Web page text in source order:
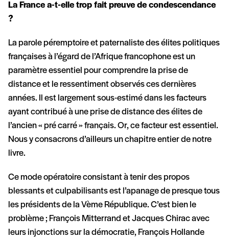
La France a-t-elle trop fait preuve de condescendance
?
La parole péremptoire et paternaliste des élites politiques
françaises à l’égard de l’Afrique francophone est un
paramètre essentiel pour comprendre la prise de
distance et le ressentiment observés ces dernières
années. Il est largement sous-estimé dans les facteurs
ayant contribué à une prise de distance des élites de
l’ancien « pré carré » français. Or, ce facteur est essentiel.
Nous y consacrons d’ailleurs un chapitre entier de notre
livre.
Ce mode opératoire consistant à tenir des propos
blessants et culpabilisants est l’apanage de presque tous
les présidents de la Vème République. C’est bien le
problème ; François Mitterrand et Jacques Chirac avec
leurs injonctions sur la démocratie, François Hollande